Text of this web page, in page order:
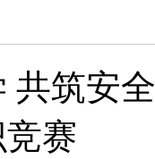
自各县
货满满
防范与
共筑安
赛